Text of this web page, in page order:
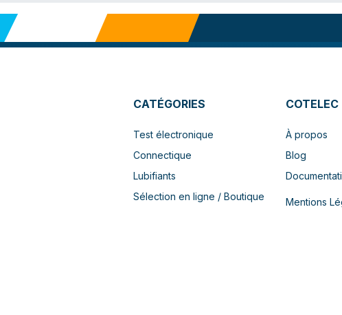
CATÉGORIES
Test électronique
Connectique
Lubifiants
Sélection en ligne / Boutique
COTELEC
À propos
Blog
Mentions